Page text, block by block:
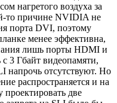
нагретого воздуха за
то причине NVIDIA не
порта DVI, поэтому
менее эффективна,
лишь порты HDMI и
3 Гбайт видеопамяти,
напрочь отсутствуют. Но
распространяется и на
проектировать две